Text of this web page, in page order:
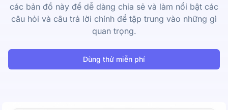
các bản đồ này để dễ dàng chia sẻ và làm nổi bật các
câu hỏi và câu trả lời chính để tập trung vào những gì
quan trọng.
Dùng thử miễn phí